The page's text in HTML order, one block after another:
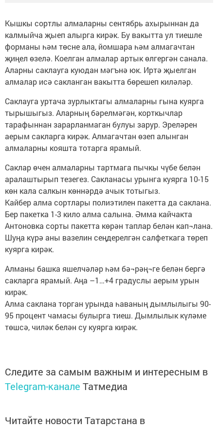
Кышкы сортлы алмаларны сентябрь ахырыннан да
калмыйча җыеп алырга кирәк. Бу вакытта ул тиешле
форманы һәм төсне ала, йомшара һәм алмагачтан
җиңел өзелә. Коелган алмалар артык өлгергән санала.
Аларны саклауга куюдан мәгънә юк. Иртә җыелган
алмалар исә сакланган вакытта бөрешеп киләләр.
Саклауга уртача зурлыктагы алмаларны гына куярга
тырышыгыз. Аларның бәрелмәгән, корткычлар
тарафыннан зарарланмаган булуы зарур. Эреләрен
аерым сакларга кирәк. Алмагачтан өзеп алынган
алмаларны кояшта тотарга ярамый.
Саклар өчен алмаларны тартмага пычкы чүбе белән
аралаштырып тезегез. Сакланасы урынга куярга 10-15
көн кала салкын көннәрдә ачык тотыгыз.
Кайбер алма сортлары полиэтилен пакетта да саклана.
Бер пакетка 1-3 кило алма салына. Әмма кайчакта
Антоновка сорты пакетта көрән таплар белән кап¬лана.
Шуңа күрә аны вазелин сеңдерелгән салфеткага төреп
куярга кирәк.
Алманы башка яшелчәләр һәм бә¬рәң¬ге белән бергә
сакларга ярамый. Аңа –1…+4 градуслы аерым урын
кирәк.
Алма саклана торган урында һаваның дымлылыгы 90-
95 процент чамасы булырга тиеш. Дымлылык күләме
төшсә, чиләк белән су куярга кирәк.
Следите за самым важным и интересным в
Telegram-канале Татмедиа
Читайте новости Татарстана в